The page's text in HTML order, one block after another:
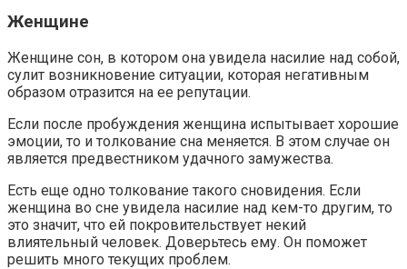
Женщине
Женщине сон, в котором она увидела насилие над собой,
сулит возникновение ситуации, которая негативным
образом отразится на ее репутации.
Если после пробуждения женщина испытывает хорошие
эмоции, то и толкование сна меняется. В этом случае он
является предвестником удачного замужества.
Есть еще одно толкование такого сновидения. Если
женщина во сне увидела насилие над кем-то другим, то
это значит, что ей покровительствует некий
влиятельный человек. Доверьтесь ему. Он поможет
решить много текущих проблем.